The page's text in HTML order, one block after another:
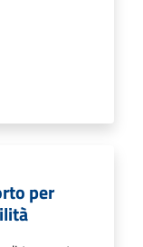
per